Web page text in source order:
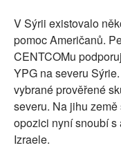
V Sýrii existovalo
pomoc Američanů.
CENTCOMu
YPG na severu
vybrané prověřené
severu. Na jihu
opozici nyní snoubí
Izraele.